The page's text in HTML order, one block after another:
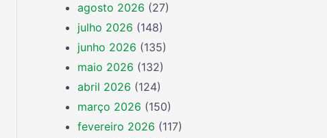
agosto 2026 (27)
julho 2026 (148)
junho 2026 (135)
maio 2026 (132)
abril 2026 (124)
março 2026 (150)
fevereiro 2026 (117)